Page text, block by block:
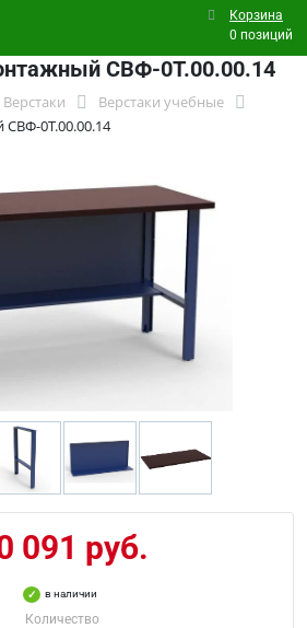
Корзина
0 позиций
СВФ-0Т.00.00.14
Верстаки
Верстаки учебные
0Т.00.00.14
091 руб.
в наличии
Количество